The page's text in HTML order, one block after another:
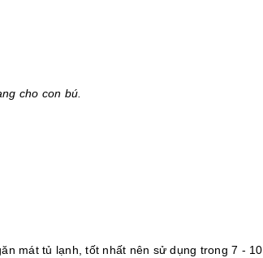
cho con bú.
mát tủ lạnh, tốt nhất nên sử dụng trong 7 - 10